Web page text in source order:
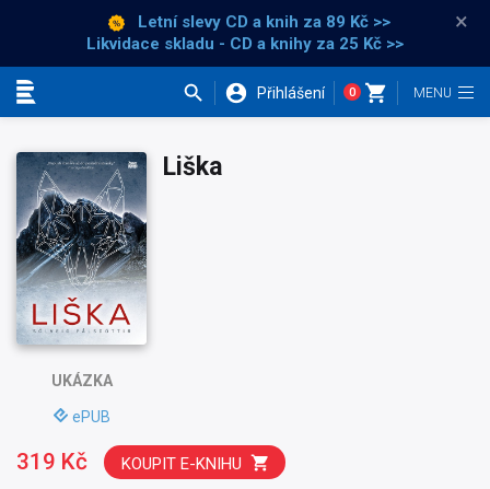
Letní slevy CD a knih za 89 Kč >>
Likvidace skladu - CD a knihy za 25 Kč >>
×
Přihlášení 0
UKÁZKA
ePUB
Liška
319 Kč KOUPIT E-KNIHU